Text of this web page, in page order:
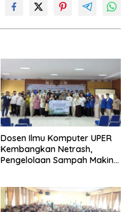
Dosen Ilmu Komputer UPER
Kembangkan Netrash,
Pengelolaan Sampah Makin